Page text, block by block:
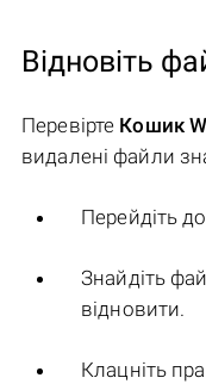
Відновіть
Перевірте Кошик
видалені файли
Перейдіть до
Знайдіть
відновити.
Клацніть